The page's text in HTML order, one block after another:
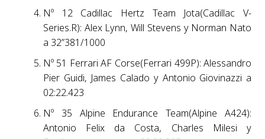
Nº 12 Cadillac Hertz Team Jota(Cadillac V-
Series.R): Alex Lynn, Will Stevens y Norman Nato
a 32”381/1000
Nº 51 Ferrari AF Corse(Ferrari 499P): Alessandro
Pier Guidi, James Calado y Antonio Giovinazzi a
02:22.423
Nº 35 Alpine Endurance Team(Alpine A424):
Antonio Felix da Costa, Charles Milesi y